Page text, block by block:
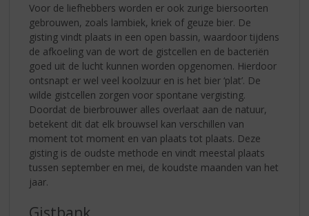
Voor de liefhebbers worden er ook zurige biersoorten
gebrouwen, zoals lambiek, kriek of geuze bier. De
gisting vindt plaats in een open bassin, waardoor tijdens
de afkoeling van de wort de gistcellen en de bacteriën
goed uit de lucht kunnen worden opgenomen. Hierdoor
ontsnapt er wel veel koolzuur en is het bier ‘plat’. De
wilde gistcellen zorgen voor spontane vergisting.
Doordat de bierbrouwer alles overlaat aan de natuur,
betekent dit dat elk brouwsel kan verschillen van
moment tot moment en van plaats tot plaats. Deze
gisting is de oudste methode en vindt meestal plaats
tussen september en mei, de koudste maanden van het
jaar.